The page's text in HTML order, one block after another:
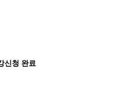
신청 완료